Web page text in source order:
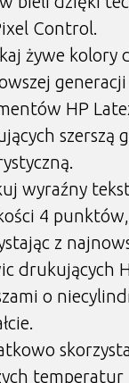
Control.
żywe kolory
generacji
HP
szerszą
wyraźny
4 punktów,
z
drukujących
o
temperatur